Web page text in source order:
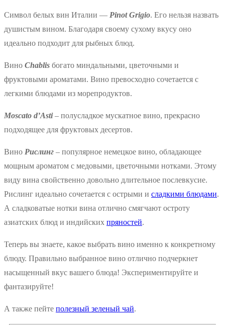
Символ белых вин Италии — Pinot Grigio. Его нельзя назвать
душистым вином. Благодаря своему сухому вкусу оно
идеально подходит для рыбных блюд.
Вино Chablis богато миндальными, цветочными и
фруктовыми ароматами. Вино превосходно сочетается с
легкими блюдами из морепродуктов.
Moscato d’Asti– полусладкое мускатное вино, прекрасно
подходящее для фруктовых десертов.
Вино Рислинг – популярное немецкое вино, обладающее
мощным ароматом с медовыми, цветочными нотками. Этому
виду вина свойственно довольно длительное послевкусие.
Рислинг идеально сочетается с острыми и сладкими блюдами.
А сладковатые нотки вина отлично смягчают остроту
азиатских блюд и индийских пряностей.
Теперь вы знаете, какое выбрать вино именно к конкретному
блюду. Правильно выбранное вино отлично подчеркнет
насыщенный вкус вашего блюда! Экспериментируйте и
фантазируйте!
А также пейте полезный зеленый чай.